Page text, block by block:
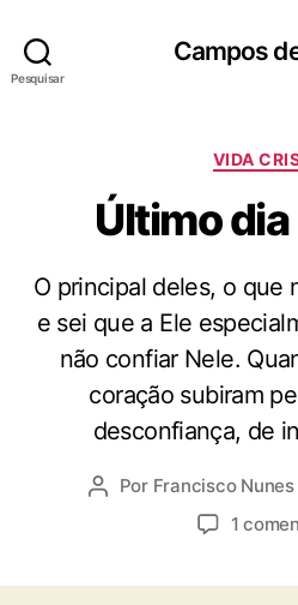
Pesquisar
Campos
C
t
e
o
r
i
a
s
VIDA
Último
O principal deles, o que
e sei que a Ele
não confiar Nele.
coração subiram
desconfiança, de
A
r
Por Francisco Nunes
1